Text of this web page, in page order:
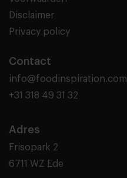
Disclaimer
Privacy policy
Contact
info@foodinspiration.com
+31 318 49 31 32
Adres
Frisopark 2
6711 WZ Ede